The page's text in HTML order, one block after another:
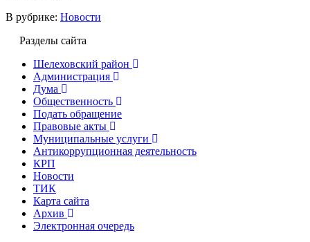
В рубрике: Новости
Разделы сайта
Шелеховский район
Администрация
Дума
Общественность
Подать обращение
Правовые акты
Муниципальные услуги
Антикоррупционная деятельность
КРП
Новости
ТИК
Карта сайта
Архив
Электронная очередь